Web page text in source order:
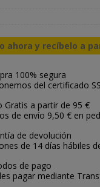
ahora y recíbelo a
100% segura
del certificado
Gratis a partir de 95 €
de envío 9,50 € en
de devolución
de 14 días hábiles
de pago
pagar mediante